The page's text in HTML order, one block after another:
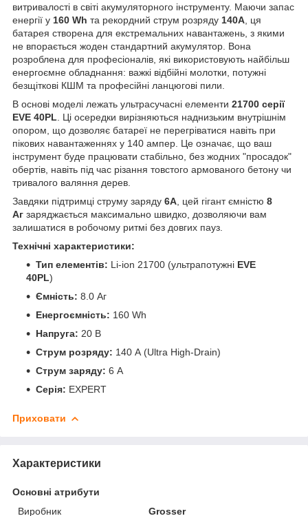
витривалості в світі акумуляторного інструменту. Маючи запас
енергії у 160 Wh та рекордний струм розряду 140А , ця
батарея створена для екстремальних навантажень, з якими
не впорається жоден стандартний акумулятор. Вона
розроблена для професіоналів, які використовують найбільш
енергоємне обладнання: важкі відбійні молотки, потужні
безщіткові КШМ та професійні ланцюгові пили.
В основі моделі лежать ультрасучасні елементи 21700 серії
EVE 40PL . Ці осередки вирізняються наднизьким внутрішнім
опором, що дозволяє батареї не перегріватися навіть при
пікових навантаженнях у 140 ампер. Це означає, що ваш
інструмент буде працювати стабільно, без жодних "просадок"
обертів, навіть під час різання товстого армованого бетону чи
тривалого валяння дерев.
Завдяки підтримці струму заряду 6А , цей гігант ємністю 8
Аг заряджається максимально швидко, дозволяючи вам
залишатися в робочому ритмі без довгих пауз.
Технічні характеристики:
Тип елементів: Li-ion 21700 (ультрапотужні EVE
40PL)
Ємність: 8.0 Аг
Енергоємність: 160 Wh
Напруга: 20 В
Струм розряду: 140 А (Ultra High-Drain)
Струм заряду: 6 А
Серія: EXPERT
Приховати
Характеристики
Основні атрибути
Виробник
Grosser